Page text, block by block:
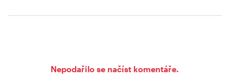
Nepodařilo se načíst komentáře.